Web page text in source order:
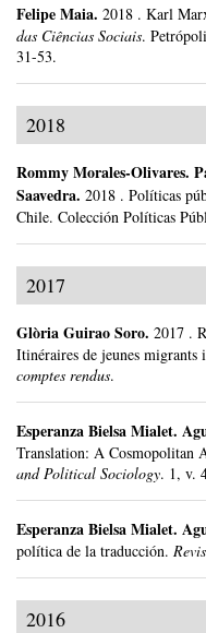
Felipe Maia. 2018 . Karl
das Ciências Sociais.
31-53.
2018
Rommy Morales-Olivares.
Saavedra. 2018 . Políticas
Chile. Colección Políticas
2017
Glòria Guirao Soro. 2017 .
Itinéraires de jeunes migrants
comptes rendus.
Esperanza Bielsa Mialet.
Translation: A Cosmopolitan
and Political Sociology. 1, v.
Esperanza Bielsa Mialet.
política de la traducción.
2016